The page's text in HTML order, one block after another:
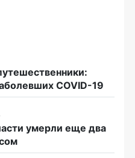
COVID-19
умерли еще два